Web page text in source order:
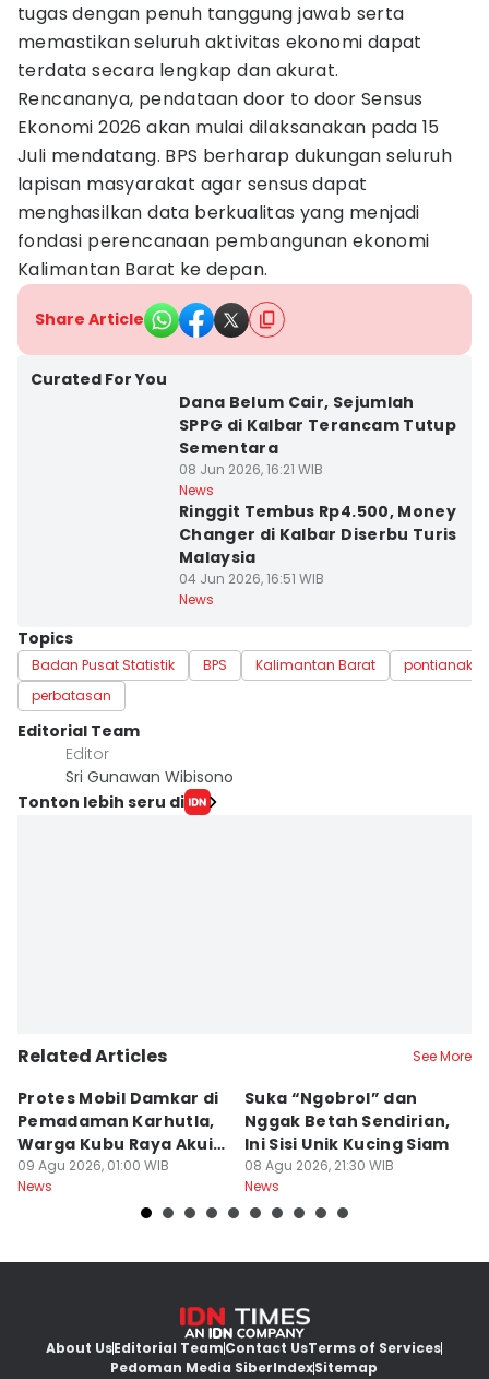
tugas dengan penuh tanggung jawab serta
memastikan seluruh aktivitas ekonomi dapat
terdata secara lengkap dan akurat.
Rencananya, pendataan door to door Sensus
Ekonomi 2026 akan mulai dilaksanakan pada 15
Juli mendatang. BPS berharap dukungan seluruh
lapisan masyarakat agar sensus dapat
menghasilkan data berkualitas yang menjadi
fondasi perencanaan pembangunan ekonomi
Kalimantan Barat ke depan.
Share Article
Curated For You
Dana Belum Cair, Sejumlah
SPPG di Kalbar Terancam Tutup
Sementara
08 Jun 2026, 16:21 WIB
News
Ringgit Tembus Rp4.500, Money
Changer di Kalbar Diserbu Turis
Malaysia
04 Jun 2026, 16:51 WIB
News
Topics
Badan Pusat Statistik BPS Kalimantan Barat
pontianak
perbatasan
Editorial Team
Editor
Sri Gunawan Wibisono
Tonton lebih seru di
Related Articles See More
Protes Mobil Damkar di
Pemadaman Karhutla,
Warga Kubu Raya Akui
Khilaf
09 Agu 2026, 01:00 WIB
News
Suka “Ngobrol” dan
Nggak Betah Sendirian,
Ini Sisi Unik Kucing Siam
08 Agu 2026, 21:30 WIB
News
About UsEditorial TeamContact UsTerms of Services
Pedoman Media SiberIndexSitemap